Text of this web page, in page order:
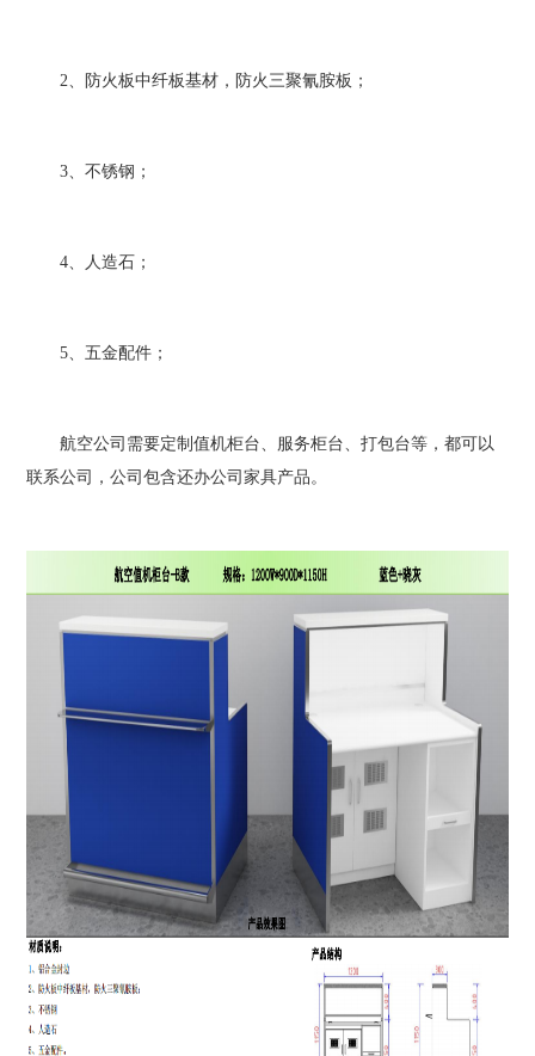
2、防火板中纤板基材，防火三聚氰胺板；
3、不锈钢；
4、人造石；
5、五金配件；
航空公司需要定制值机柜台、服务柜台、打包台等，都可以
联系公司，公司包含还办公司家具产品。